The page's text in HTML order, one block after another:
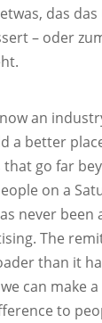
das das
– oder
an
a better
go far
on a
never
The
than it
can make
to